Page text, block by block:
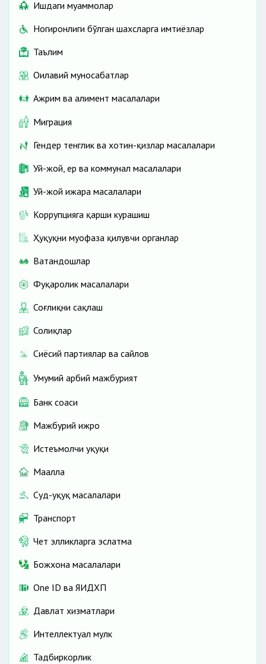
Ишдаги муаммолар
Ногиронлиги бўлган шахсларга имтиёзлар
Таълим
Оилавий муносабатлар
Ажрим ва алимент масалалари
Миграция
Гендер тенглик ва хотин-қизлар масалалари
Уй-жой, ер ва коммунал масалалари
Уй-жой ижара масалалари
Коррупцияга қарши курашиш
Ҳуқуқни муҳофаза қилувчи органлар
Ватандошлар
Фуқаролик масалалари
Соғлиқни сақлаш
Солиқлар
Сиёсий партиялар ва сайлов
Умумий ҳарбий мажбурият
Банк соҳаси
Мажбурий ижро
Истеъмолчи ҳуқуқи
Маҳалла
Суд-ҳуқуқ масалалари
Транспорт
Чет элликларга эслатма
Божхона масалалари
One ID ва ЯИДХП
Давлат хизматлари
Интеллектуал мулк
Тадбиркорлик